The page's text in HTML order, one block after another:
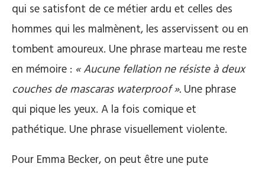
qui se satisfont de ce métier ardu et celles des
hommes qui les malmènent, les asservissent ou en
tombent amoureux. Une phrase marteau me reste
en mémoire : « Aucune fellation ne résiste à deux
couches de mascaras waterproof ». Une phrase
qui pique les yeux. A la fois comique et
pathétique. Une phrase visuellement violente.
Pour Emma Becker, on peut être une pute